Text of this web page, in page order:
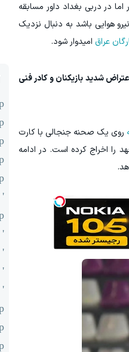
در دربی بغداد داور مسابقه
هوایی باشد به دنبال نزدیک
عراق امیدوار شود.
روی نقطه پنالتی که اعتراض شدید بازیکنان و کادر فنی
روی یک صحنه جنجالی با کارت
را اخراج کرده است. در ادامه